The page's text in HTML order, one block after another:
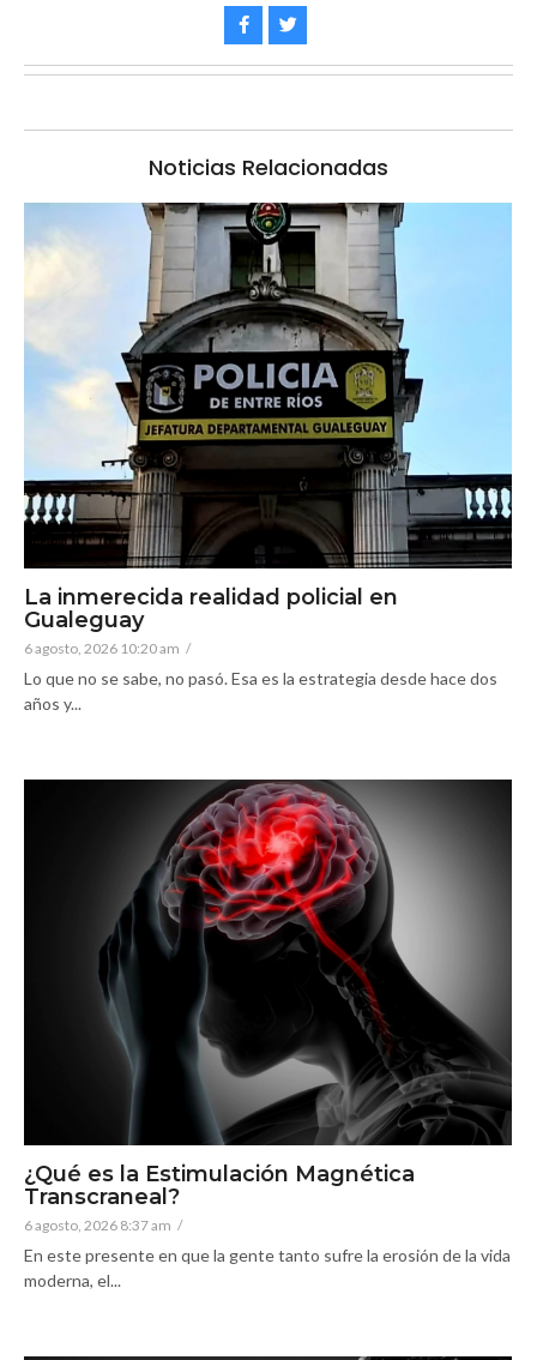
Noticias Relacionadas
La inmerecida realidad policial en
Gualeguay
6 agosto, 2026 10:20 am /
Lo que no se sabe, no pasó. Esa es la estrategia desde hace dos
años y...
¿Qué es la Estimulación Magnética
Transcraneal?
6 agosto, 2026 8:37 am /
En este presente en que la gente tanto sufre la erosión de la vida
moderna, el...